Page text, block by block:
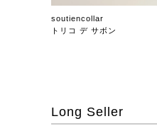
soutiencollar
トリコ デ サボン
Long Seller